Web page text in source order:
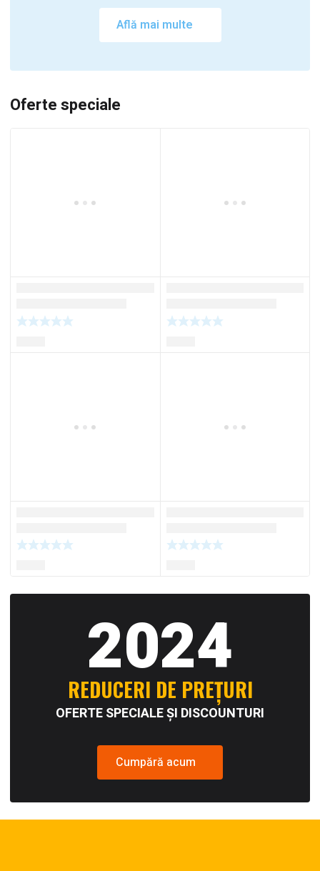
Află mai multe
Oferte speciale
2024
REDUCERI DE PREȚURI
OFERTE SPECIALE ȘI DISCOUNTURI
Cumpără acum